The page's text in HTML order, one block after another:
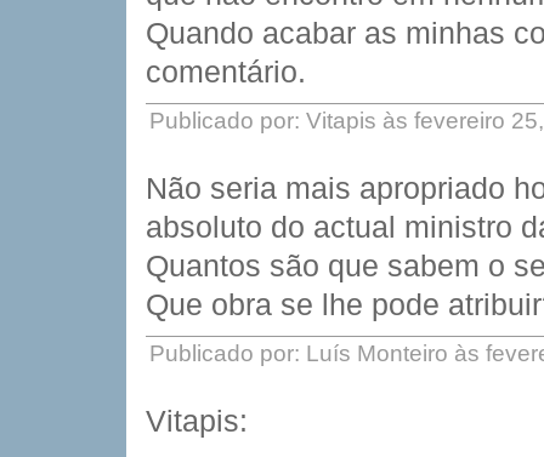
Quando acabar as minhas
comentário.
Publicado por: Vitapis às fevereiro
Não seria mais apropriado
absoluto do actual ministro
Quantos são que sabem o
Que obra se lhe pode
Publicado por: Luís Monteiro às
Vitapis: